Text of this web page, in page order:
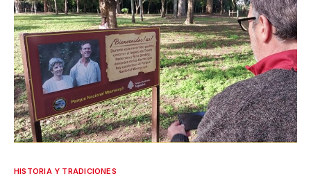
HISTORIA Y TRADICIONES